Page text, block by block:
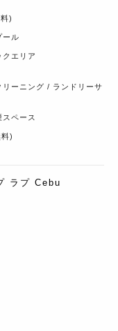
)
ール
クエリア
リーニング / ランドリーサ
ペース
)
ラプ Cebu